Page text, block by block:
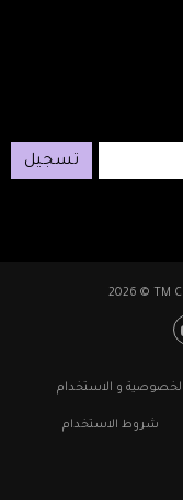
تسجيل
2026 © TM
و الاستخدام
شروط الاستخدام